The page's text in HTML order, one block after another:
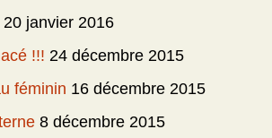
20 janvier 2016
!!! 24 décembre 2015
féminin 16 décembre 2015
8 décembre 2015